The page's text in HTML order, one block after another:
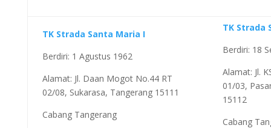
TK Strada Santa Maria I
Berdiri: 1 Agustus 1962
Alamat: Jl. Daan Mogot No.44 RT
02/08, Sukarasa, Tangerang 15111
Cabang Tangerang
TK Strada
Berdiri: 18
Alamat: Jl.
01/03,
15112
Cabang